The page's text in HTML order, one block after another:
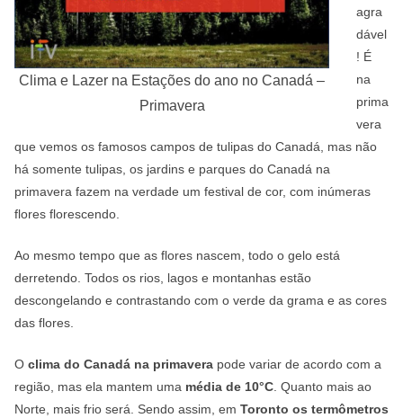
Clima e Lazer na Estações do ano no Canadá –
Primavera
agra
dável
! É
na
prima
vera
que vemos os famosos campos de tulipas do Canadá, mas não
há somente tulipas, os jardins e parques do Canadá na
primavera fazem na verdade um festival de cor, com inúmeras
flores florescendo.
Ao mesmo tempo que as flores nascem, todo o gelo está
derretendo. Todos os rios, lagos e montanhas estão
descongelando e contrastando com o verde da grama e as cores
das flores.
O clima do Canadá na primavera pode variar de acordo com a
região, mas ela mantem uma média de 10°C . Quanto mais ao
Norte, mais frio será. Sendo assim, em Toronto os termômetros